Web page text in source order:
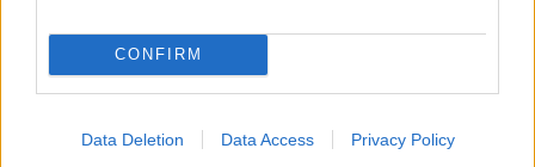
CONFIRM
Data Deletion Data Access Privacy Policy